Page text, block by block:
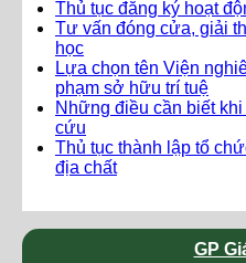
Thủ tục đăng ký hoạt
Tư vấn đóng cửa, giải
học
Lựa chọn tên Viện
phạm sở hữu trí tuệ
Những điều cần biết
cứu
Thủ tục thành lập tổ
địa chất
GP